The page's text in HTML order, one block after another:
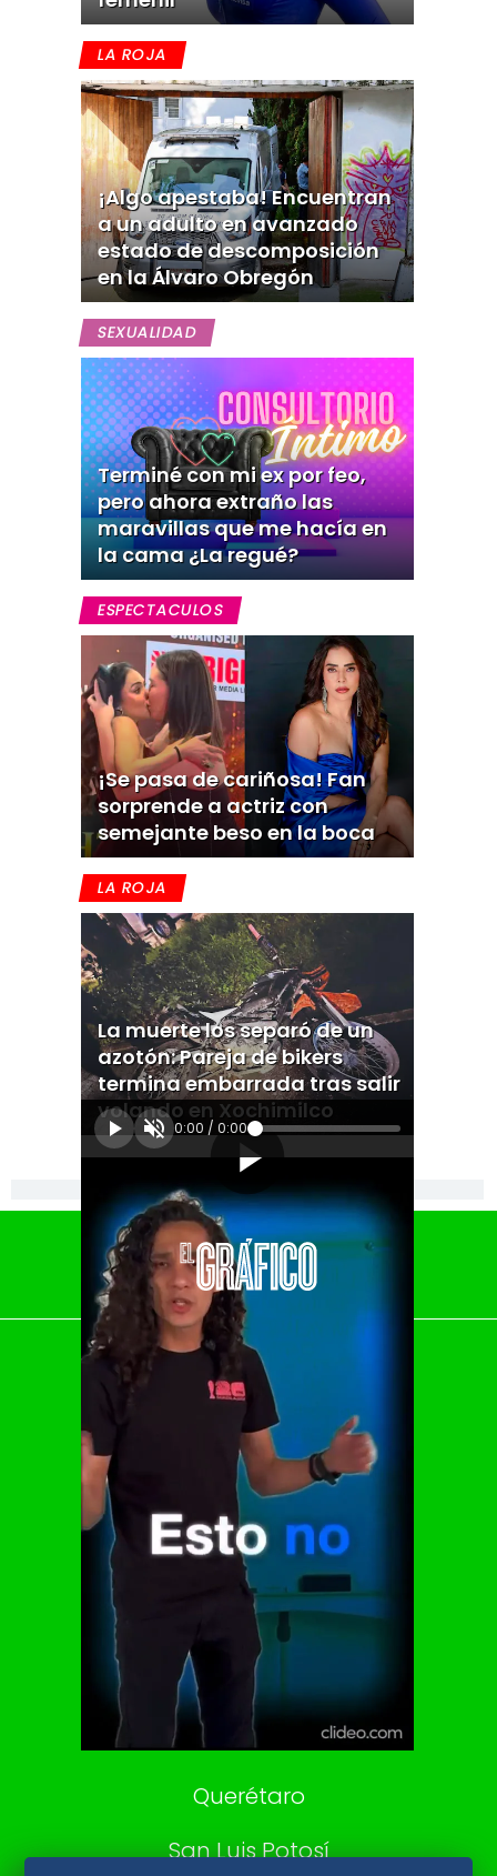
LA ROJA
¡Algo apestaba! Encuentran
a un adulto en avanzado
estado de descomposición
en la Álvaro Obregón
SEXUALIDAD
Terminé con mi ex por feo,
pero ahora extraño las
maravillas que me hacía en
la cama ¿La regué?
ESPECTACULOS
¡Se pasa de cariñosa! Fan
sorprende a actriz con
semejante beso en la boca
LA ROJA
La muerte los separó de un
azotón: Pareja de bikers
termina embarrada tras salir
volando en Xochimilco
0:00 / 0:00
[Publicidad]
El Universal
Vive USA
Clase
De 10 sports
DeDinero
Confabulario
Aviso Oportuno
Consultas
Querétaro
San Luis Potosí